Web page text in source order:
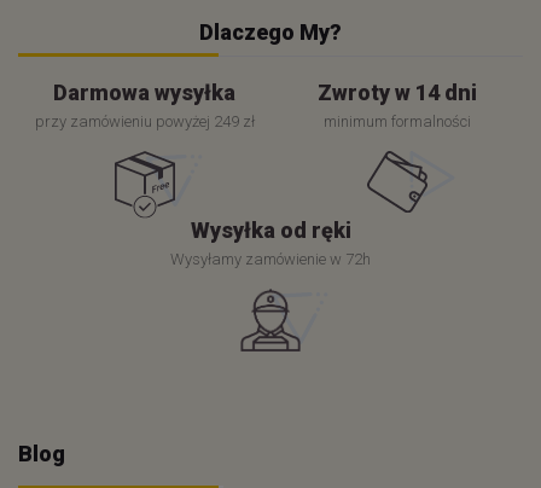
Dlaczego My?
Darmowa wysyłka
przy zamówieniu powyżej 249 zł
Zwroty w 14 dni
minimum formalności
Wysyłka od ręki
Wysyłamy zamówienie w 72h
Blog